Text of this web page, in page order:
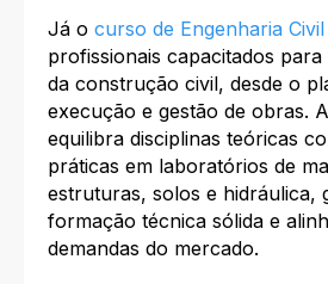
Já o curso de Engenharia
profissionais capacitados para
da construção civil, desde o
execução e gestão de obras.
equilibra disciplinas teóricas
práticas em laboratórios de
estruturas, solos e hidráulica,
formação técnica sólida e
demandas do mercado.